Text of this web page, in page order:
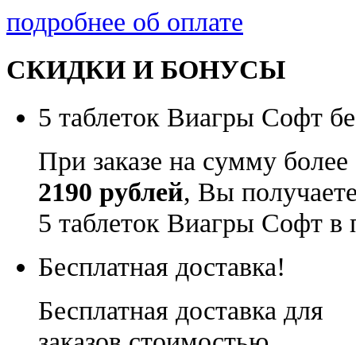
подробнее об оплате
СКИДКИ И БОНУСЫ
5 таблеток Виагры Софт
При заказе на сумму более
2190 рублей, Вы
5 таблеток Виагры Софт в
Бесплатная доставка!
Бесплатная доставка для